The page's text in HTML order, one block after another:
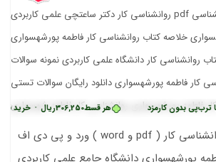
هر قسط306,250ریال • خرید قسطی با کارمزد
ورد و پی دی اف ( word و pdf ) قابل سرچ کتاب روانشناسی کار